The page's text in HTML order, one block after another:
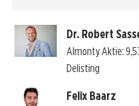
Dr. Robert
Almonty Aktie:
Delisting
Felix Baarz